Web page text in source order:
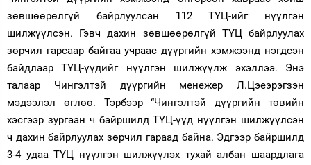
зөвшөөрөлгүй байрлуулсан 112 ТҮЦ-ийг нүүлгэн
шилжүүлсэн. Гэвч дахин зөвшөөрөлгүй ТҮЦ байрлуулах
зөрчил гарсаар байгаа учраас дүүргийн хэмжээнд нэгдсэн
байдлаар ТҮЦ-үүдийг нүүлгэн шилжүүлж эхэллээ. Энэ
талаар Чингэлтэй дүүргийн менежер Л.Цэеэрэгзэн
мэдээлэл өглөө. Тэрбээр “Чингэлтэй дүүргийн төвийн
хэсгээр зургаан ч байршилд ТҮЦ-үүд нүүлгэн шилжүүлсэн
ч дахин байрлуулах зөрчил гараад байна. Эдгээр байршилд
3-4 удаа ТҮЦ нүүлгэн шилжүүлэх тухай албан шаардлага